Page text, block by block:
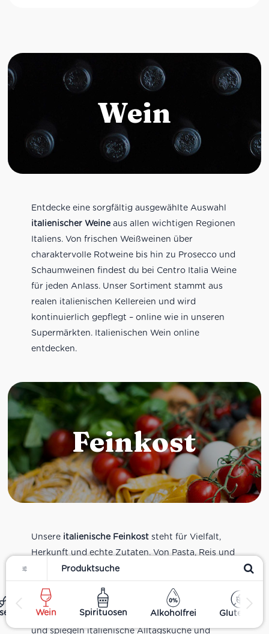
Wein Spirituosen Alkoholfrei Glutenfrei
Wein
Entdecke eine sorgfältig ausgewählte Auswahl
italienischer Weineaus allen wichtigen Regionen
Italiens. Von frischen Weißweinen über
charaktervolle Rotweine bis hin zu Prosecco und
Schaumweinen findest du bei Centro Italia Weine
für jeden Anlass. Unser Sortiment stammt aus
realen italienischen Kellereien und wird
kontinuierlich gepflegt – online wie in unseren
Supermärkten. Italienischen Wein online
entdecken.
Feinkost
Unsere italienische Feinkoststeht für Vielfalt,
Herkunft und echte Zutaten. Von Pasta, Reis und
Tomatensaucen über Olivenöl, Antipasti und
Pesto bis zu Balsamico und Spezialitäten aus
verschiedenen Regionen Italiens. Alle Produkte
sind Teil unseres realen Supermarkt-Sortiments
und spiegeln italienische Alltagsküche und